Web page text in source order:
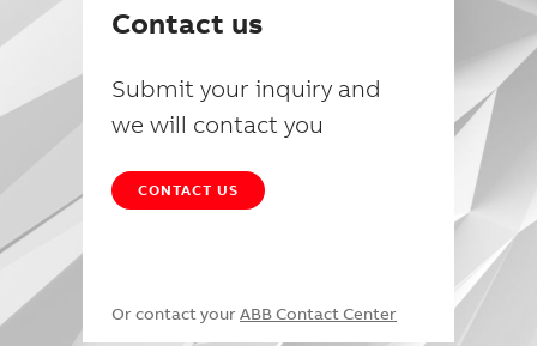
Contact us
Submit your inquiry and
we will contact you
CONTACT US
Or contact your ABB Contact Center